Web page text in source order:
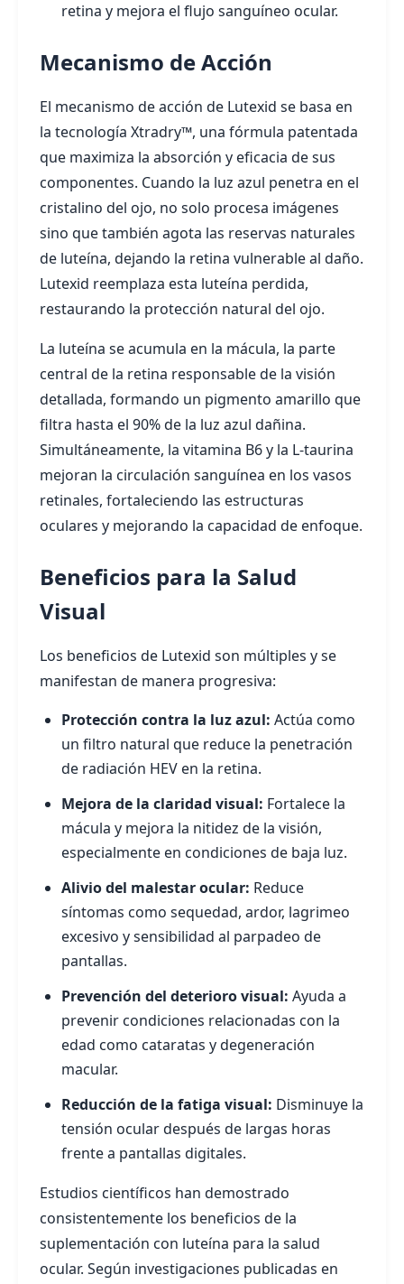
retina y mejora el flujo sanguíneo ocular.
Mecanismo de Acción
El mecanismo de acción de Lutexid se basa en
la tecnología Xtradry™, una fórmula patentada
que maximiza la absorción y eficacia de sus
componentes. Cuando la luz azul penetra en el
cristalino del ojo, no solo procesa imágenes
sino que también agota las reservas naturales
de luteína, dejando la retina vulnerable al daño.
Lutexid reemplaza esta luteína perdida,
restaurando la protección natural del ojo.
La luteína se acumula en la mácula, la parte
central de la retina responsable de la visión
detallada, formando un pigmento amarillo que
filtra hasta el 90% de la luz azul dañina.
Simultáneamente, la vitamina B6 y la L-taurina
mejoran la circulación sanguínea en los vasos
retinales, fortaleciendo las estructuras
oculares y mejorando la capacidad de enfoque.
Beneficios para la Salud
Visual
Los beneficios de Lutexid son múltiples y se
manifestan de manera progresiva:
Protección contra la luz azul: Actúa como
un filtro natural que reduce la penetración
de radiación HEV en la retina.
Mejora de la claridad visual: Fortalece la
mácula y mejora la nitidez de la visión,
especialmente en condiciones de baja luz.
Alivio del malestar ocular: Reduce
síntomas como sequedad, ardor, lagrimeo
excesivo y sensibilidad al parpadeo de
pantallas.
Prevención del deterioro visual: Ayuda a
prevenir condiciones relacionadas con la
edad como cataratas y degeneración
macular.
Reducción de la fatiga visual: Disminuye la
tensión ocular después de largas horas
frente a pantallas digitales.
Estudios científicos han demostrado
consistentemente los beneficios de la
suplementación con luteína para la salud
ocular. Según investigaciones publicadas en